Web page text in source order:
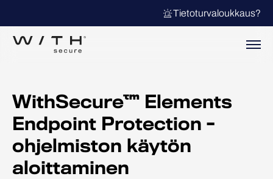
Tietoturvaloukkaus?
WithSecure™ Elements
Endpoint Protection -
ohjelmiston käytön
aloittaminen